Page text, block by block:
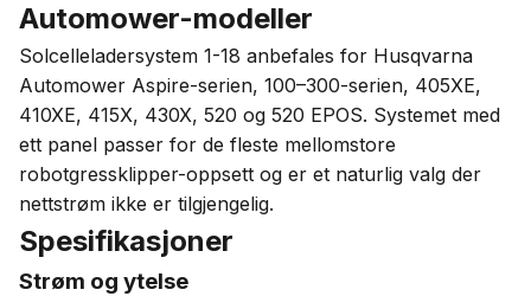
Automower-modeller
Solcelleladersystem 1-18 anbefales for Husqvarna
Automower Aspire-serien, 100–300-serien, 405XE,
410XE, 415X, 430X, 520 og 520 EPOS. Systemet med
ett panel passer for de fleste mellomstore
robotgressklipper-oppsett og er et naturlig valg der
nettstrøm ikke er tilgjengelig.
Spesifikasjoner
Strøm og ytelse